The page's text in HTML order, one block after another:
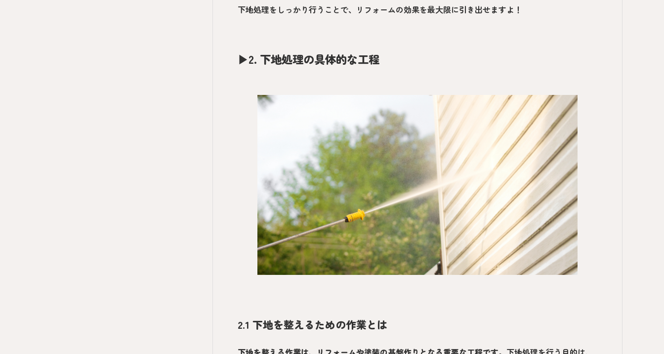
下地処理をしっかり行うことで、リフォームの効果を最大限に引き出せますよ！
▶︎2. 下地処理の具体的な工程
2.1 下地を整えるための作業とは